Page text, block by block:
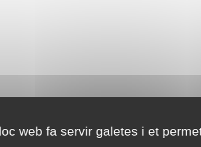
web fa servir galetes i et